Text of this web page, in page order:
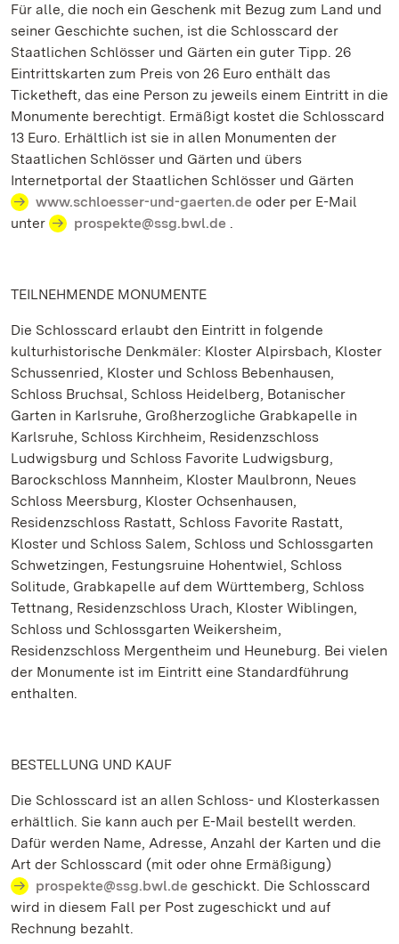
Für alle, die noch ein Geschenk mit Bezug zum Land und
seiner Geschichte suchen, ist die Schlosscard der
Staatlichen Schlösser und Gärten ein guter Tipp. 26
Eintrittskarten zum Preis von 26 Euro enthält das
Ticketheft, das eine Person zu jeweils einem Eintritt in die
Monumente berechtigt. Ermäßigt kostet die Schlosscard
13 Euro. Erhältlich ist sie in allen Monumenten der
Staatlichen Schlösser und Gärten und übers
Internetportal der Staatlichen Schlösser und Gärten
www.schloesser-und-gaerten.de oder per E-Mail
unter
prospekte@ssg.bwl.de .
TEILNEHMENDE MONUMENTE
Die Schlosscard erlaubt den Eintritt in folgende
kulturhistorische Denkmäler: Kloster Alpirsbach, Kloster
Schussenried, Kloster und Schloss Bebenhausen,
Schloss Bruchsal, Schloss Heidelberg, Botanischer
Garten in Karlsruhe, Großherzogliche Grabkapelle in
Karlsruhe, Schloss Kirchheim, Residenzschloss
Ludwigsburg und Schloss Favorite Ludwigsburg,
Barockschloss Mannheim, Kloster Maulbronn, Neues
Schloss Meersburg, Kloster Ochsenhausen,
Residenzschloss Rastatt, Schloss Favorite Rastatt,
Kloster und Schloss Salem, Schloss und Schlossgarten
Schwetzingen, Festungsruine Hohentwiel, Schloss
Solitude, Grabkapelle auf dem Württemberg, Schloss
Tettnang, Residenzschloss Urach, Kloster Wiblingen,
Schloss und Schlossgarten Weikersheim,
Residenzschloss Mergentheim und Heuneburg. Bei vielen
der Monumente ist im Eintritt eine Standardführung
enthalten.
BESTELLUNG UND KAUF
Die Schlosscard ist an allen Schloss- und Klosterkassen
erhältlich. Sie kann auch per E-Mail bestellt werden.
Dafür werden Name, Adresse, Anzahl der Karten und die
Art der Schlosscard (mit oder ohne Ermäßigung)
prospekte@ssg.bwl.de geschickt. Die Schlosscard
wird in diesem Fall per Post zugeschickt und auf
Rechnung bezahlt.